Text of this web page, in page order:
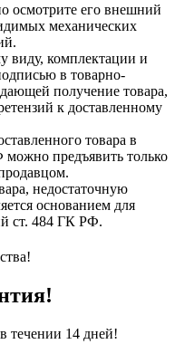
осмотрите его внешний
механических
виду, комплектации и
в товарно-
получение товара,
к доставленному
товара в
можно предъявить только
недостаточную
основанием для
ст. 484 ГК РФ.
течении 14 дней!